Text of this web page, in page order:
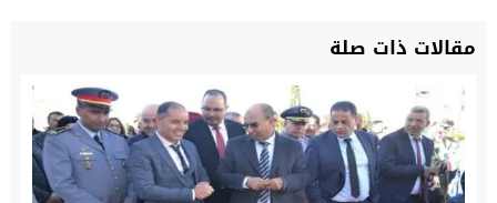
مقالات ذات صلة